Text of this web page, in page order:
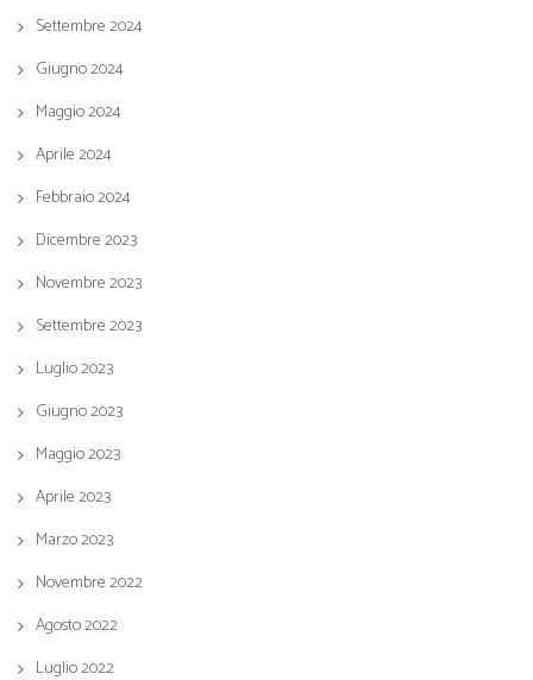
Settembre 2024
Giugno 2024
Maggio 2024
Aprile 2024
Febbraio 2024
Dicembre 2023
Novembre 2023
Settembre 2023
Luglio 2023
Giugno 2023
Maggio 2023
Aprile 2023
Marzo 2023
Novembre 2022
Agosto 2022
Luglio 2022